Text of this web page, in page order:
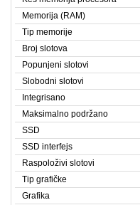
Memorija (RAM)
Tip memorije
Broj slotova
Popunjeni slotovi
Slobodni slotovi
Integrisano
Maksimalno podržano
SSD
SSD interfejs
Raspoloživi slotovi
Tip grafičke
Grafika